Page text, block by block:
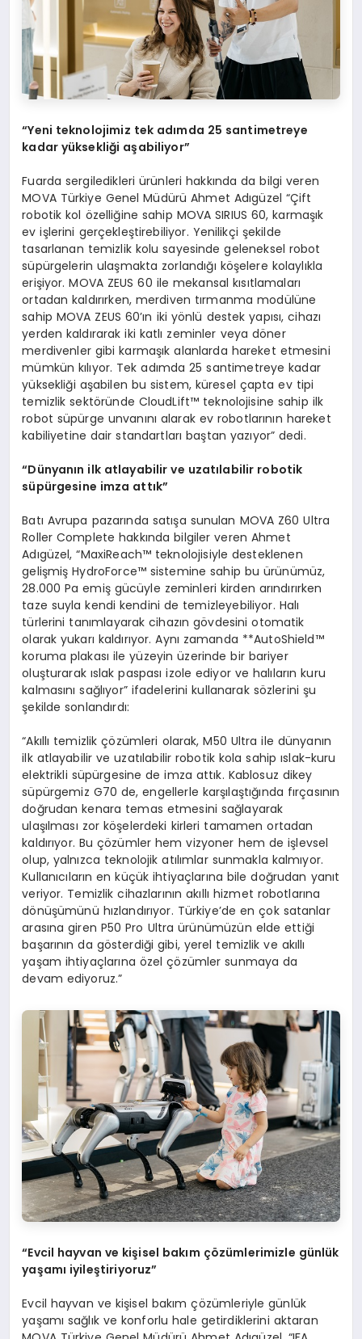
“Yeni teknolojimiz tek adımda 25 santimetreye
kadar yüksekliği aşabiliyor”
Fuarda sergiledikleri ürünleri hakkında da bilgi veren
MOVA Türkiye Genel Müdürü Ahmet Adıgüzel “Çift
robotik kol özelliğine sahip MOVA SIRIUS 60, karmaşık
ev işlerini gerçekleştirebiliyor. Yenilikçi şekilde
tasarlanan temizlik kolu sayesinde geleneksel robot
süpürgelerin ulaşmakta zorlandığı köşelere kolaylıkla
erişiyor. MOVA ZEUS 60 ile mekansal kısıtlamaları
ortadan kaldırırken, merdiven tırmanma modülüne
sahip MOVA ZEUS 60’ın iki yönlü destek yapısı, cihazı
yerden kaldırarak iki katlı zeminler veya döner
merdivenler gibi karmaşık alanlarda hareket etmesini
mümkün kılıyor. Tek adımda 25 santimetreye kadar
yüksekliği aşabilen bu sistem, küresel çapta ev tipi
temizlik sektöründe CloudLift™ teknolojisine sahip ilk
robot süpürge unvanını alarak ev robotlarının hareket
kabiliyetine dair standartları baştan yazıyor” dedi.
“Dünyanın ilk atlayabilir ve uzatılabilir robotik
süpürgesine imza attık”
Batı Avrupa pazarında satışa sunulan MOVA Z60 Ultra
Roller Complete hakkında bilgiler veren Ahmet
Adıgüzel, “MaxiReach™ teknolojisiyle desteklenen
gelişmiş HydroForce™ sistemine sahip bu ürünümüz,
28.000 Pa emiş gücüyle zeminleri kirden arındırırken
taze suyla kendi kendini de temizleyebiliyor. Halı
türlerini tanımlayarak cihazın gövdesini otomatik
olarak yukarı kaldırıyor. Aynı zamanda **AutoShield™
koruma plakası ile yüzeyin üzerinde bir bariyer
oluşturarak ıslak paspası izole ediyor ve halıların kuru
kalmasını sağlıyor” ifadelerini kullanarak sözlerini şu
şekilde sonlandırdı:
“Akıllı temizlik çözümleri olarak, M50 Ultra ile dünyanın
ilk atlayabilir ve uzatılabilir robotik kola sahip ıslak-kuru
elektrikli süpürgesine de imza attık. Kablosuz dikey
süpürgemiz G70 de, engellerle karşılaştığında fırçasının
doğrudan kenara temas etmesini sağlayarak
ulaşılması zor köşelerdeki kirleri tamamen ortadan
kaldırıyor. Bu çözümler hem vizyoner hem de işlevsel
olup, yalnızca teknolojik atılımlar sunmakla kalmıyor.
Kullanıcıların en küçük ihtiyaçlarına bile doğrudan yanıt
veriyor. Temizlik cihazlarının akıllı hizmet robotlarına
dönüşümünü hızlandırıyor. Türkiye’de en çok satanlar
arasına giren P50 Pro Ultra ürünümüzün elde ettiği
başarının da gösterdiği gibi, yerel temizlik ve akıllı
yaşam ihtiyaçlarına özel çözümler sunmaya da
devam ediyoruz.”
“Evcil hayvan ve kişisel bakım çözümlerimizle günlük
yaşamı iyileştiriyoruz”
Evcil hayvan ve kişisel bakım çözümleriyle günlük
yaşamı sağlık ve konforlu hale getirdiklerini aktaran